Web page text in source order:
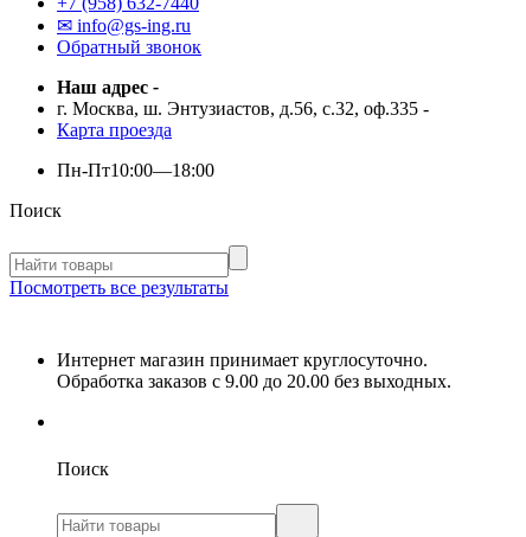
✉ info@gs-ing.ru
Обратный звонок
Наш адрес -
г. Москва, ш. Энтузиастов, д.56, с.32, оф.335 -
Карта проезда
Пн-Пт10:00—18:00
Поиск
Посмотреть все результаты
Интернет магазин принимает круглосуточно.
Обработка заказов с 9.00 до 20.00 без выходных.
Поиск